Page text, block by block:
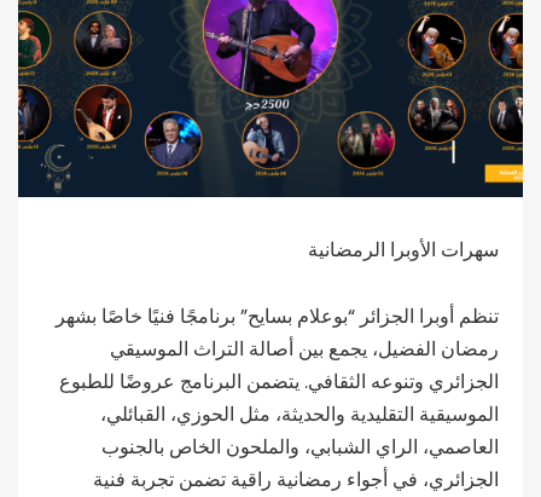
سهرات الأوبرا الرمضانية
تنظم أوبرا الجزائر “بوعلام بسايح” برنامجًا فنيًا خاصًا بشهر
رمضان الفضيل، يجمع بين أصالة التراث الموسيقي
الجزائري وتنوعه الثقافي. يتضمن البرنامج عروضًا للطبوع
الموسيقية التقليدية والحديثة، مثل الحوزي، القبائلي،
العاصمي، الراي الشبابي، والملحون الخاص بالجنوب
الجزائري، في أجواء رمضانية راقية تضمن تجربة فنية